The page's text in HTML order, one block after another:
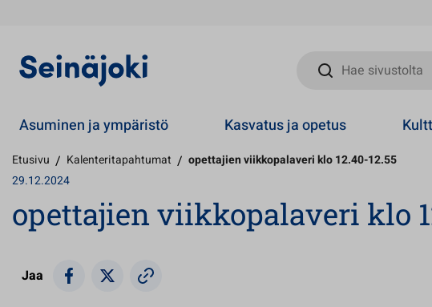
Hae sivustolta
Asuminen ja ympäristö Kasvatus ja opetus
Etusivu / Kalenteritapahtumat / opettajien viikkopalaveri klo 12.40-12.55
29.12.2024
opettajien viikkopalaveri klo
Jaa